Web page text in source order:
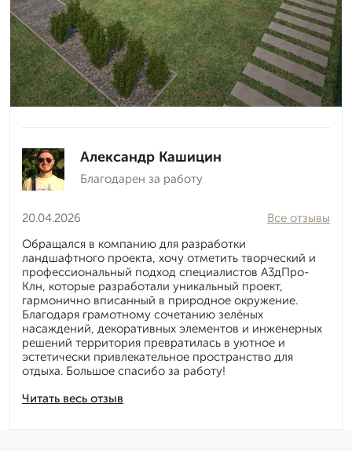
Александр Кашицин
Благодарен за работу
20.04.2026
Читать весь отзыв
Все отзывы
Обращался в компанию для разработки
ландшафтного проекта, хочу отметить творческий и
профессиональный подход специалистов А3дПро-
Клн, которые разработали уникальный проект,
гармонично вписанный в природное окружение.
Благодаря грамотному сочетанию зелёных
насаждений, декоративных элементов и инженерных
решений территория превратилась в уютное и
эстетически привлекательное пространство для
отдыха. Большое спасибо за работу!